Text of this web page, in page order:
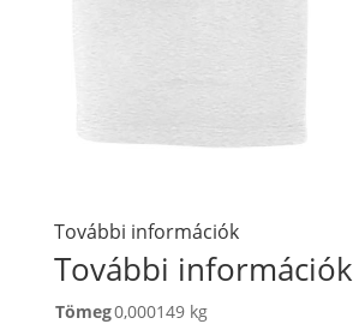
További információk
További információk
Tömeg0,000149 kg